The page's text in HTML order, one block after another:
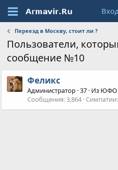
Переезд в Москву, стоит ли ?
Пользователи,
сообщение №10
Феликс
Администратор ·37 · Из ЮФО
Сообщения 3,864 Симпатии